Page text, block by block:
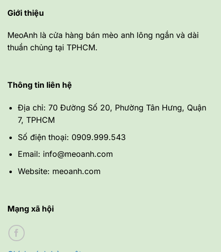
Giới thiệu
MeoAnh là cửa hàng bán mèo anh lông ngắn và dài
thuần chủng tại TPHCM.
Thông tin liên hệ
Địa chỉ: 70 Đường Số 20, Phường Tân Hưng, Quận
7, TPHCM
Số điện thoại: 0909.999.543
Email: info@meoanh.com
Website: meoanh.com
Mạng xã hội